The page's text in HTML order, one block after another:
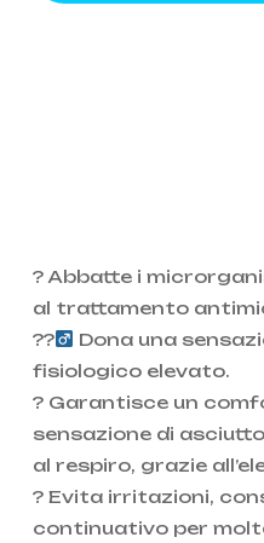
? Abbatte i
al trattamento
??‍
Dona una
fisiologico elevato.
?️ Garantisce un
sensazione di
al respiro, grazie
? Evita irritazioni,
continuativo per